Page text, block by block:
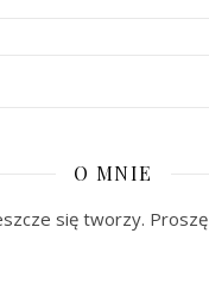
O MNIE
się tworzy.